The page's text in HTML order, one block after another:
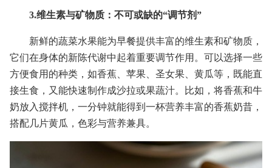
3.维生素与矿物质：不可或缺的“调节剂”
新鲜的蔬菜水果能为早餐提供丰富的维生素和矿物质，
它们在身体的新陈代谢中起着重要调节作用。可以选择一些
方便食用的种类，如香蕉、苹果、圣女果、黄瓜等，既能直
接生食，又能快速制作成沙拉或果蔬汁。比如，将香蕉和牛
奶放入搅拌机，一分钟就能得到一杯营养丰富的香蕉奶昔，
搭配几片黄瓜，色彩与营养兼具。